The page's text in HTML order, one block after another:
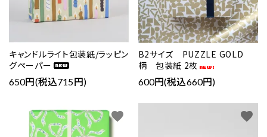
キャンドルライト包装紙/ラッピン
グペーパー
650円(税込715円)
B2サイズ PUZZLE GOLD
柄 包装紙 2枚
600円(税込660円)
favorite favorite